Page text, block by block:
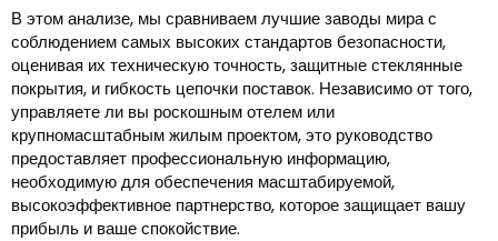
В этом анализе, мы сравниваем лучшие заводы мира с
соблюдением самых высоких стандартов безопасности,
оценивая их техническую точность, защитные стеклянные
покрытия, и гибкость цепочки поставок. Независимо от того,
управляете ли вы роскошным отелем или
крупномасштабным жилым проектом, это руководство
предоставляет профессиональную информацию,
необходимую для обеспечения масштабируемой,
высокоэффективное партнерство, которое защищает вашу
прибыль и ваше спокойствие.